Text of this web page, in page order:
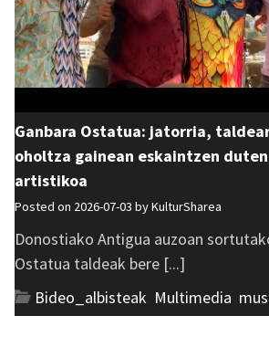
Ganbara Ostatua: jatorria,
oholtza gainean eskaintzen
artistikoa
Posted on 2026-07-03 byKulturSharea
Donostiako Antigua auzoan
Ostatua taldeak bere [...]
Bideo_albisteak Multimedia